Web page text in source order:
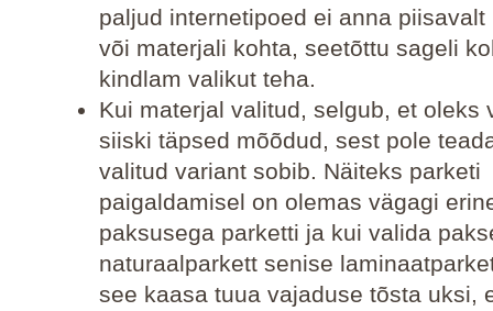
paljud internetipoed ei anna piisavalt
või materjali kohta, seetõttu sageli
kindlam valikut teha.
Kui materjal valitud, selgub, et oleks
siiski täpsed mõõdud, sest pole
valitud variant sobib. Näiteks parketi
paigaldamisel on olemas vägagi
paksusega parketti ja kui valida
naturaalparkett senise
see kaasa tuua vajaduse tõsta uksi,